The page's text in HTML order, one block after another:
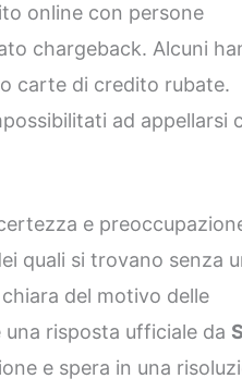
online con persone
chargeback. Alcuni
carte di credito rubate.
ad appellarsi
e
quali si trovano senza
del motivo delle
risposta ufficiale da
e spera in una